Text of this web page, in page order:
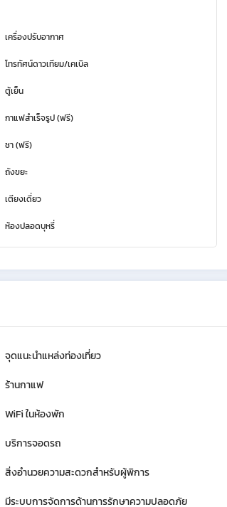
เครื่องปรับอากาศ
โทรทัศน์ดาวเทียม/เคเบิล
ตู้เย็น
กาแฟสำเร็จรูป (ฟรี)
ชา (ฟรี)
ถังขยะ
เตียงเดี่ยว
ห้องปลอดบุหรี่
จุดแนะนำแหล่งท่องเที่ยว
ร้านกาแฟ
WiFi ในห้องพัก
บริการจอดรถ
สิ่งอำนวยความสะดวกสำหรับผู้พิการ
มีระบบการจัดการด้านการรักษาความปลอดภัย